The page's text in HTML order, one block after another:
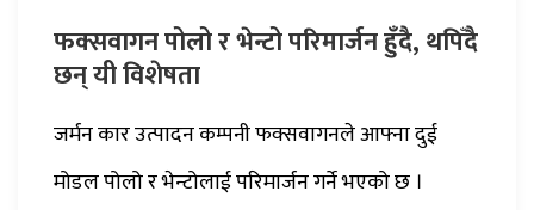
फक्सवागन पोलो र भेन्टो परिमार्जन हुँदै, थपिँदै
छन् यी विशेषता
जर्मन कार उत्पादन कम्पनी फक्सवागनले आफ्ना दुई
मोडल पोलो र भेन्टोलाई परिमार्जन गर्ने भएको छ ।